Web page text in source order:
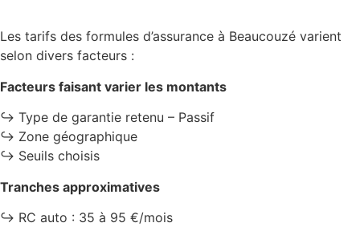
Les tarifs des formules d’assurance à Beaucouzé varient
selon divers facteurs :
Facteurs faisant varier les montants
↪️ Type de garantie retenu – Passif
↪️ Zone géographique
↪️ Seuils choisis
Tranches approximatives
↪️ RC auto : 35 à 95 €/mois